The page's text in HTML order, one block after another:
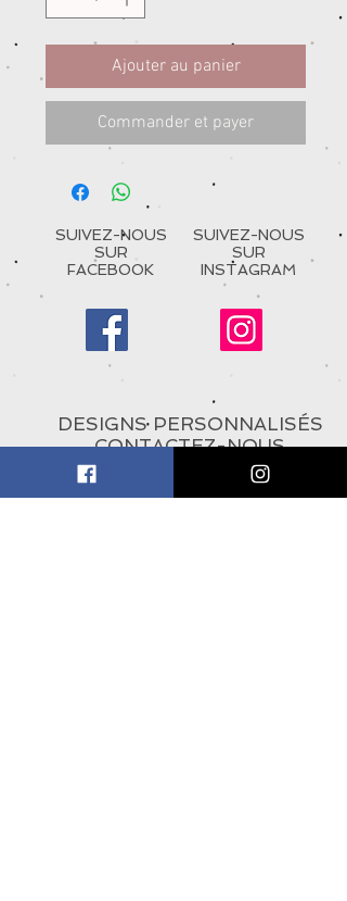
Ajouter au panier
Commander et payer
SUIVEZ-NOUS
SUR
FACEBOOK
SUIVEZ-NOUS
SUR
INSTAGRAM
DESIGNS PERSONNALISÉS
CONTACTEZ-NOUS